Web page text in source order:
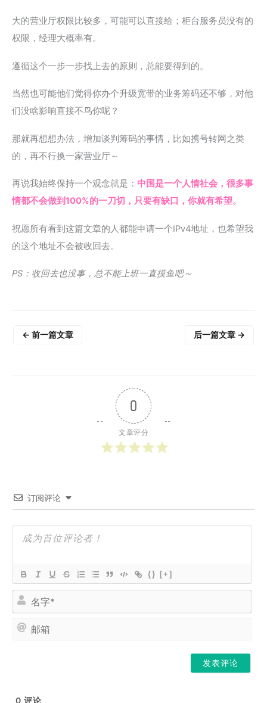
大的营业厅权限比较多，可能可以直接给；柜台服务员没有的
权限，经理大概率有。
遵循这个一步一步找上去的原则，总能要得到的。
当然也可能他们觉得你办个升级宽带的业务筹码还不够，对他
们没啥影响直接不鸟你呢？
那就再想想办法，增加谈判筹码的事情，比如携号转网之类
的，再不行换一家营业厅～
再说我始终保持一个观念就是： 中国是一个人情社会，很多事
情都不会做到100%的一刀切，只要有缺口，你就有希望。
祝愿所有看到这篇文章的人都能申请一个IPv4地址，也希望我
的这个地址不会被收回去。
PS：收回去也没事，总不能上班一直摸鱼吧～
← 前一篇文章 后一篇文章 →
0
文章评分
订阅评论
{} [+]
名
0 评论